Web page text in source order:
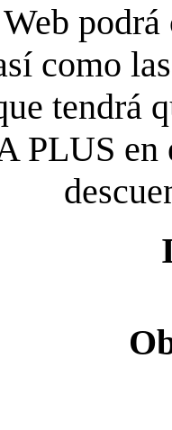
como
tendrá
en